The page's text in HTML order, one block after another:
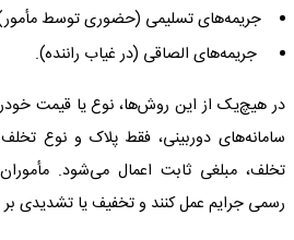
جریمه‌های تسلیمی (حضوری توسط
جریمه‌های الصاقی (در غیاب راننده).
در هیچ‌یک از این روش‌ها، نوع یا قیمت
سامانه‌های دوربینی، فقط پلاک و نوع
تخلف، مبلغی ثابت اعمال می‌شود.
رسمی جرایم عمل کنند و تخفیف یا تشدیدی